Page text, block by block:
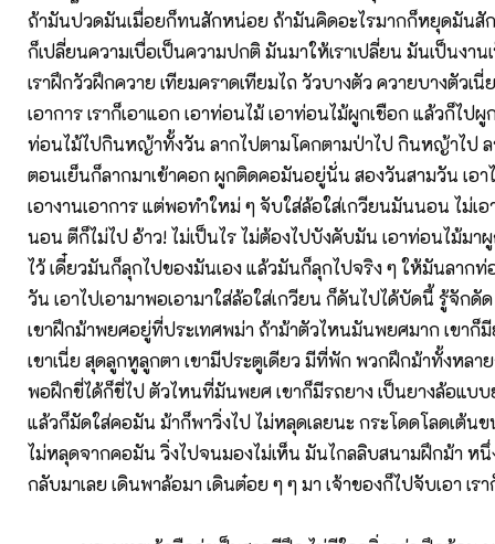
ถ้ามันปวดมันเมื่อยก็ทนสักหน่อย ถ้ามันคิดอะไรมากก็หยุดมันสั
ก็เปลี่ยนความเบื่อเป็นความปกติ มันมาให้เราเปลี่ยน มันเป็นงาน
เราฝึกวัวฝึกควาย เทียมคราดเทียมไถ วัวบางตัว ควายบางตัวเนี่
เอาการ เราก็เอาแอก เอาท่อนไม้ เอาท่อนไม้ผูกเชือก แล้วก็ไป
ท่อนไม้ไปกินหญ้าทั้งวัน ลากไปตามโคกตามป่าไป กินหญ้าไป
ตอนเย็นก็ลากมาเข้าคอก ผูกติดคอมันอยู่นั่น สองวันสามวัน เอา
เอางานเอาการ แต่พอทำใหม่ ๆ จับใส่ล้อใส่เกวียนมันนอน ไม่เอ
นอน ตีก็ไม่ไป อ้าว! ไม่เป็นไร ไม่ต้องไปบังคับมัน เอาท่อนไม้มา
ไว้ เดี๋ยวมันก็ลุกไปของมันเอง แล้วมันก็ลุกไปจริง ๆ ให้มันลาก
วัน เอาไปเอามาพอเอามาใส่ล้อใส่เกวียน ก็ดันไปได้บัดนี้ รู้จักดั
เขาฝึกม้าพยศอยู่ที่ประเทศพม่า ถ้าม้าตัวไหนมันพยศมาก เขาก็
เขาเนี่ย สุดลูกหูลูกตา เขามีประตูเดียว มีที่พัก พวกฝึกม้าทั้งหลา
พอฝึกขี่ได้ก็ขี่ไป ตัวไหนที่มันพยศ เขาก็มีรถยาง เป็นยางล้อแบ
แล้วก็มัดใส่คอมัน ม้าก็พาวิ่งไป ไม่หลุดเลยนะ กระโดดโลดเต้น
ไม่หลุดจากคอมัน วิ่งไปจนมองไม่เห็น มันไกลลิบสนามฝึกม้า ห
กลับมาเลย เดินพาล้อมา เดินต๋อย ๆ ๆ มา เจ้าของก็ไปจับเอา เ